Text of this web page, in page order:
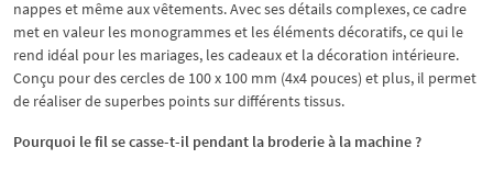
nappes et même aux vêtements. Avec ses détails complexes, ce cadre
met en valeur les monogrammes et les éléments décoratifs, ce qui le
rend idéal pour les mariages, les cadeaux et la décoration intérieure.
Conçu pour des cercles de 100 x 100 mm (4x4 pouces) et plus, il permet
de réaliser de superbes points sur différents tissus.
Pourquoi le fil se casse-t-il pendant la broderie à la machine ?